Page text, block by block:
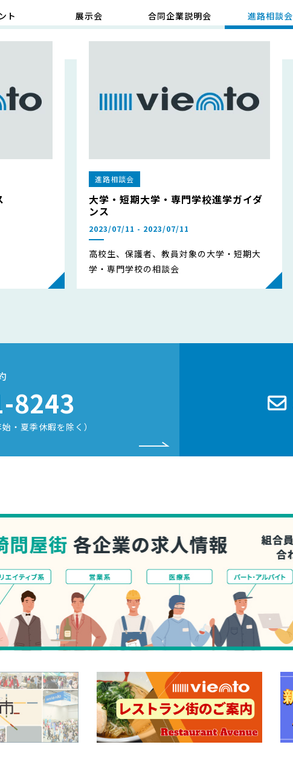
ト 展示会 合同企業説明会 進路相談会
進路相談会
大学・短期大学・専門学校進学ガイダ
ンス
2023/07/11 - 2023/07/11
高校生、保護者、教員対象の大学・短期大
学・専門学校の相談会
8243
・夏季休暇を除く）